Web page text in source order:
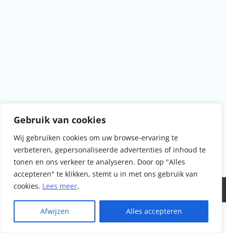
Gebruik van cookies
Wij gebruiken cookies om uw browse-ervaring te
verbeteren, gepersonaliseerde advertenties of inhoud te
tonen en ons verkeer te analyseren. Door op "Alles
accepteren" te klikken, stemt u in met ons gebruik van
cookies. Lees meer.
Afwijzen Alles accepteren